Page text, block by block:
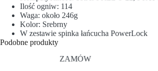
Ilość ogniw: 114
Waga: około 246g
Kolor: Srebrny
W zestawie spinka łańcucha PowerLock
Podobne produkty
ZAMÓW